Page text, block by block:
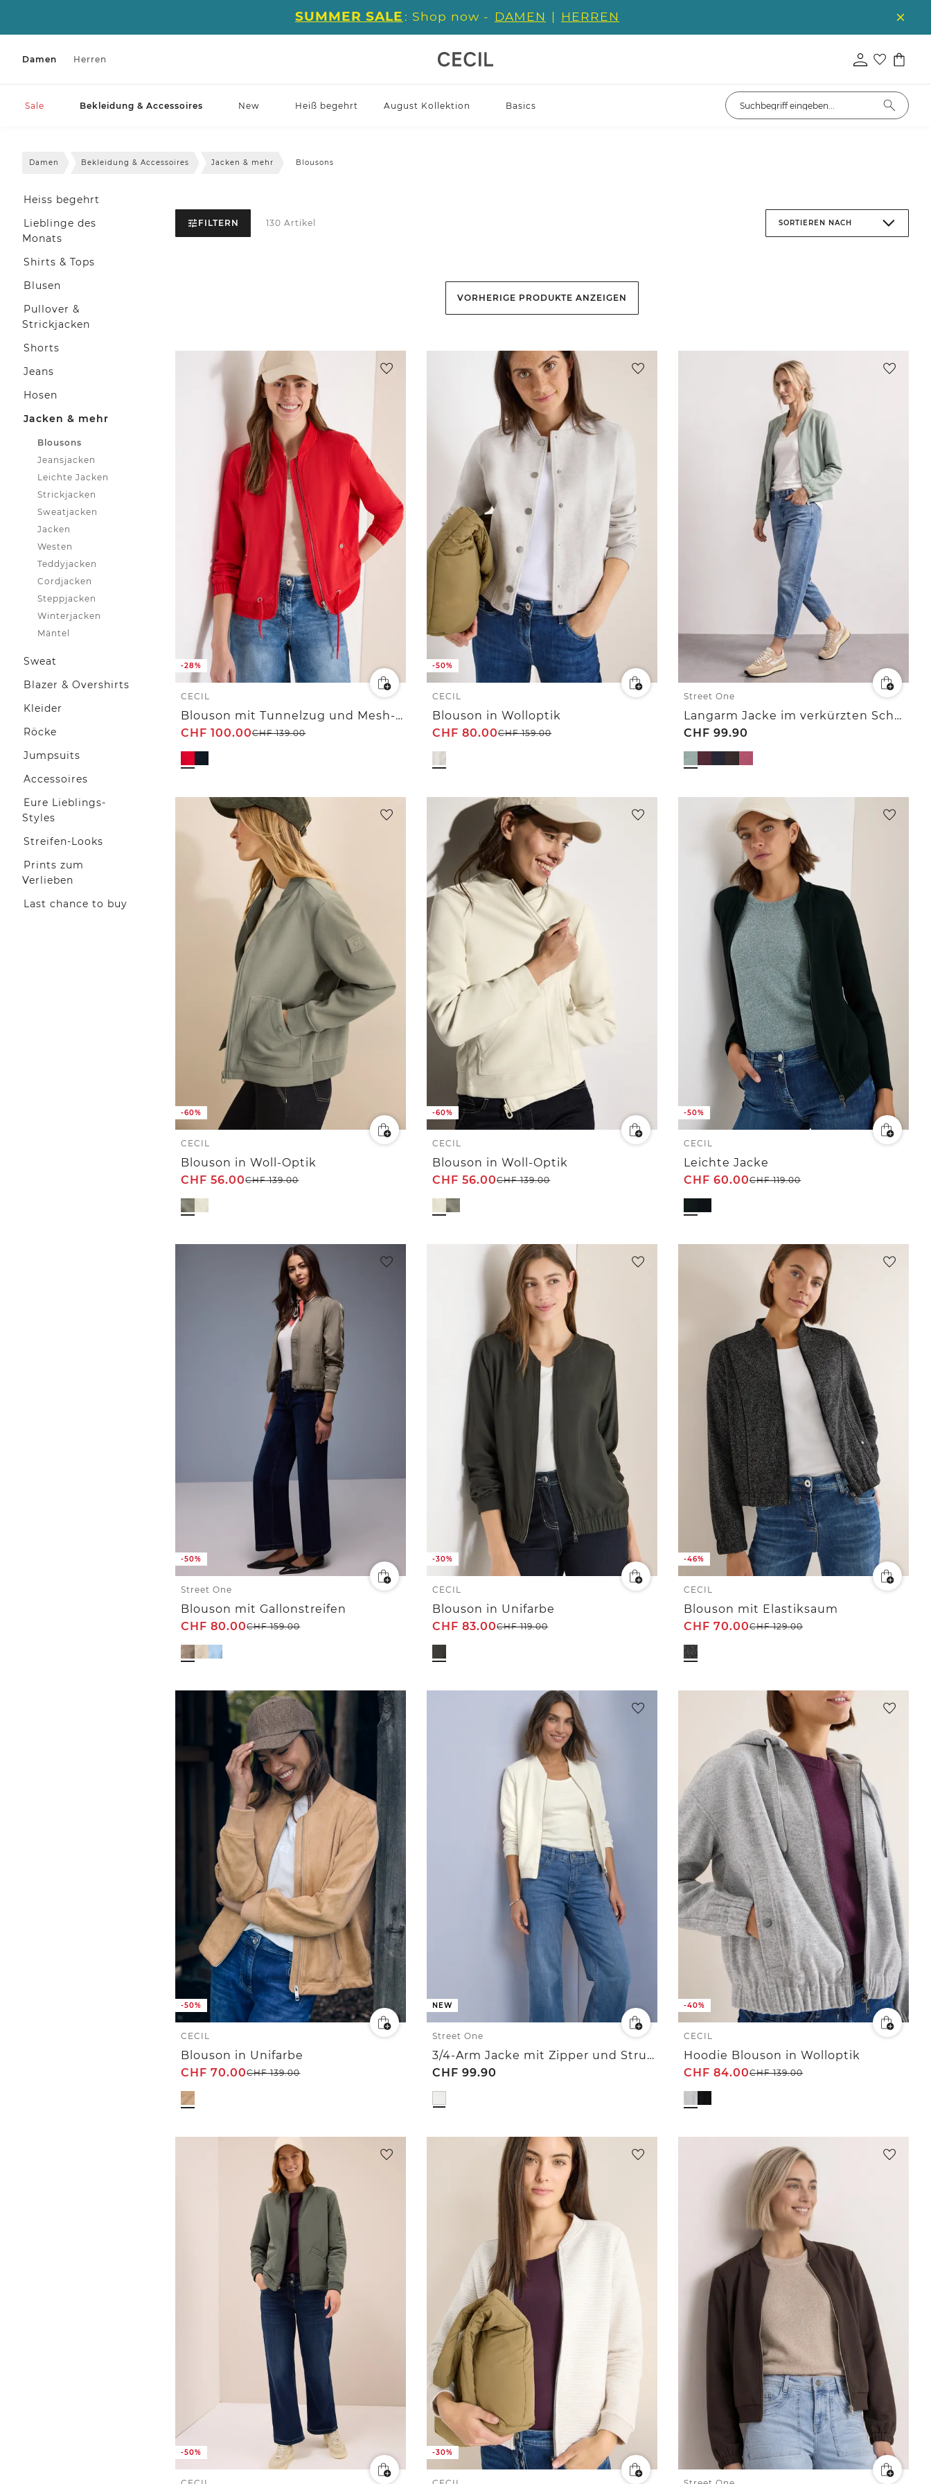
SUMMER SALE : Shop now - DAMEN | HERREN
Damen Herren
Sale Bekleidung & Accessoires New Heiß begehrt August Kollektion Basics
Damen Bekleidung & Accessoires Jacken & mehr Blousons
Heiss begehrt
Lieblinge des
Monats
Shirts & Tops
Blusen
Pullover &
Strickjacken
Shorts
Jeans
Hosen
Jacken & mehr
Blousons
Jeansjacken
Leichte Jacken
Strickjacken
Sweatjacken
Jacken
Westen
Teddyjacken
Cordjacken
Steppjacken
Winterjacken
Mäntel
Sweat
Blazer & Overshirts
Kleider
Röcke
Jumpsuits
Accessoires
Eure Lieblings-
Styles
Streifen-Looks
Prints zum
Verlieben
Last chance to buy
FILTERN 130 Artikel SORTIEREN NACH
VORHERIGE PRODUKTE ANZEIGEN
-28%
CECIL
Blouson mit Tunnelzug und Mesh-Details
CHF 100.00CHF139.00
-50%
CECIL
Blouson in Wolloptik
CHF 80.00CHF159.00
Street One
Langarm Jacke im verkürzten Schnitt
CHF 99.90
-60%
CECIL
Blouson in Woll-Optik
CHF 56.00CHF139.00
-60%
CECIL
Blouson in Woll-Optik
CHF 56.00CHF139.00
-50%
CECIL
Leichte Jacke
CHF 60.00CHF119.00
-50%
Street One
Blouson mit Gallonstreifen
CHF 80.00CHF159.00
-30%
CECIL
Blouson in Unifarbe
CHF 83.00CHF119.00
-46%
CECIL
Blouson mit Elastiksaum
CHF 70.00CHF129.00
-50%
CECIL
Blouson in Unifarbe
CHF 70.00CHF139.00
NEW
Street One
3/4-Arm Jacke mit Zipper und Struktur
CHF 99.90
-40%
CECIL
Hoodie Blouson in Wolloptik
CHF 84.00CHF139.00
-50% -30%